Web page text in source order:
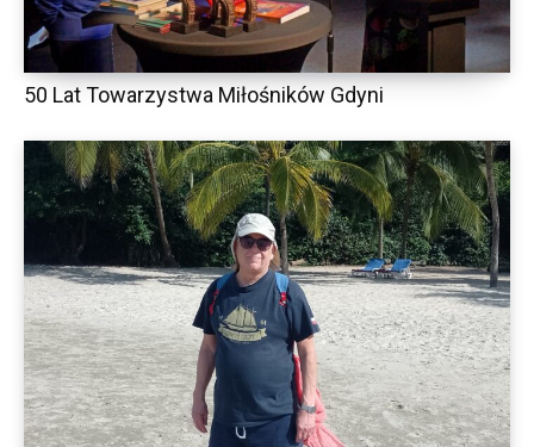
50 Lat Towarzystwa Miłośników Gdyni